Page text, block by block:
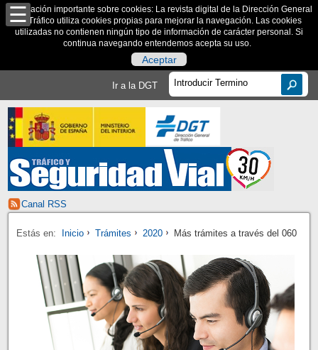
Información importante sobre cookies: La revista digital de la Dirección General
de Tráfico utiliza cookies propias para mejorar la navegación. Las cookies
utilizadas no contienen ningún tipo de información de carácter personal. Si
continua navegando entendemos acepta su uso.
Aceptar
Ir a la DGT
Canal RSS
Estás en: Inicio Trámites 2020 Más trámites a través del 060